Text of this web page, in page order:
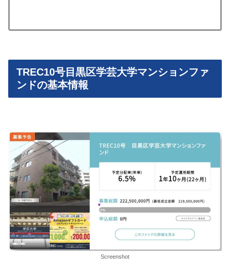
TREC10号目黒区学芸大学マンションファ
ンドの基本情報
Screenshot